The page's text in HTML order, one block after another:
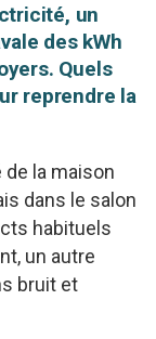
un
des kWh
Quels
reprendre la
la maison
dans le salon
habituels
un autre
bruit et